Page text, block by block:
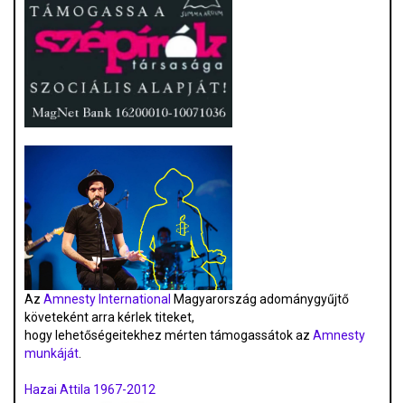
Az Amnesty International Magyarország adománygyűjtő
követeként arra kérlek titeket,
hogy lehetőségeitekhez mérten támogassátok az Amnesty
munkáját.
Hazai Attila 1967-2012